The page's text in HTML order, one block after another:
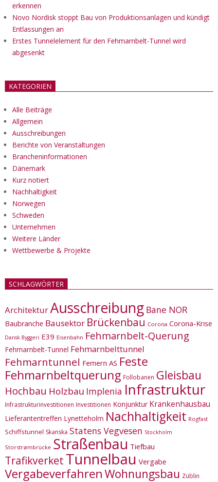
erkennen
Novo Nordisk stoppt Bau von Produktionsanlagen und kündigt
Entlassungen an
Erstes Tunnelelement für den Fehmarnbelt-Tunnel wird
abgesenkt
KATEGORIEN
Alle Beiträge
Allgemein
Ausschreibungen
Berichte von Veranstaltungen
Brancheninformationen
Dänemark
Kurz notiert
Nachhaltigkeit
Norwegen
Schweden
Unternehmen
Weitere Länder
Wettbewerbe & Projekte
SCHLAGWÖRTER
ArchitekturAusschreibung Bane NOR
Baubranche Bausektor Brückenbau Corona Corona-Krise
Dansk Byggeri E39 Eisenbahn Fehmarnbelt-Querung
Fehmarnbelt-Tunnel Fehmarnbelttunnel
Fehmarntunnel Femern AS Feste
Fehmarnbeltquerung Follobanen Gleisbau
Hochbau Holzbau Implenia Infrastruktur
Infrastrukturinvestitionen Investitionen Konjunktur Krankenhausbau
Lieferantentreffen Lynetteholm Nachhaltigkeit Rogfast
Schiffstunnel Skanska Statens Vegvesen Stockholm
Storstrømbrücke Straßenbau Tiefbau
Trafikverket Tunnelbau Vergabe
VergabeverfahrenWohnungsbau Züblin